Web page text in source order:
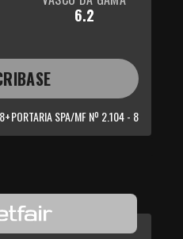
6.2
PORTARIA SPA/MF Nº 2.104 - 8